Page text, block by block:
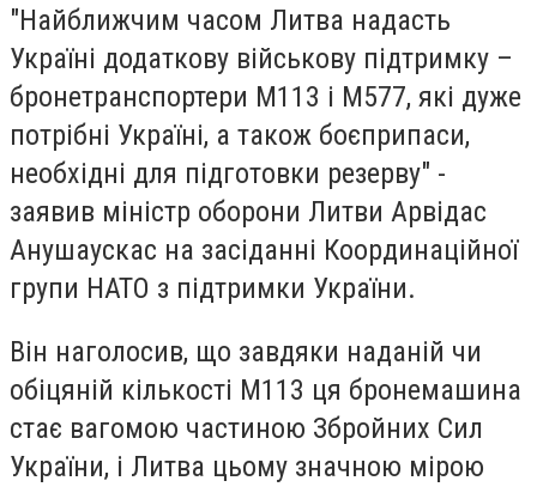
"Найближчим часом Литва надасть
Україні додаткову військову підтримку –
бронетранспортери M113 і M577, які дуже
потрібні Україні, а також боєприпаси,
необхідні для підготовки резерву" -
заявив міністр оборони Литви Арвідас
Анушаускас на засіданні Координаційної
групи НАТО з підтримки України.
Він наголосив, що завдяки наданій чи
обіцяній кількості М113 ця бронемашина
стає вагомою частиною Збройних Сил
України, і Литва цьому значною мірою